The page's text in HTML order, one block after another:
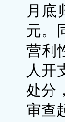
月底
元。
营利
人开
处分
审查